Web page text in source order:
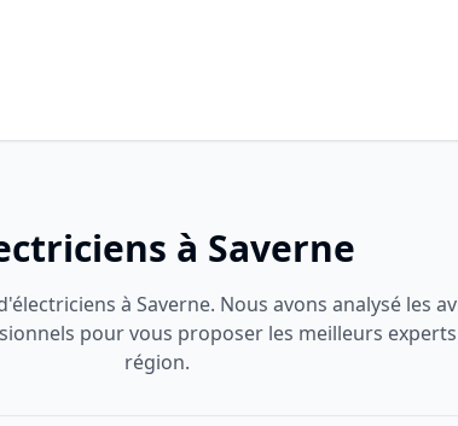
à Saverne
à Saverne. Nous avons analysé les
pour vous proposer les meilleurs
région.